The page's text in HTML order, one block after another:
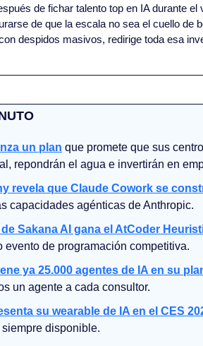
de fichar talento top en IA durante
de que la escala no sea el cuello de
despidos masivos, redirige toda esa
un plan que promete que sus
repondrán el agua e invertirán en
revela que Claude Cowork se
capacidades agénticas de Anthropic.
Sakana AI gana el AtCoder
evento de programación competitiva.
ya 25.000 agentes de IA en su
un agente a cada consultor.
su wearable de IA en el CES
disponible.